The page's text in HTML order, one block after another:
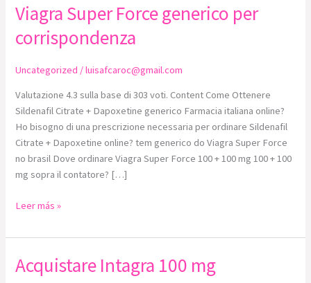
Viagra Super Force generico per
corrispondenza
Uncategorized /luisafcaroc@gmail.com
Valutazione 4.3 sulla base di 303 voti. Content Come Ottenere
Sildenafil Citrate + Dapoxetine generico Farmacia italiana online?
Ho bisogno di una prescrizione necessaria per ordinare Sildenafil
Citrate + Dapoxetine online? tem generico do Viagra Super Force
no brasil Dove ordinare Viagra Super Force 100 + 100 mg 100 + 100
mg sopra il contatore? […]
Viagra
Super
Force
per
Leer más »
Acquistare Intagra 100 mg
Acquistare
Intagra